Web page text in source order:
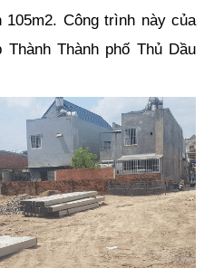
Công trình này của
Thành phố Thủ Dầu